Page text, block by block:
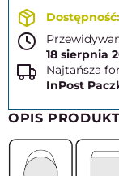
18 sierpnia
Najtańsza
InPost
OPIS